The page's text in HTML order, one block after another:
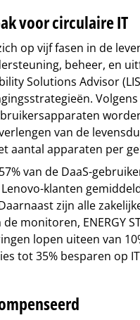
voor circulaire IT
op vijf fasen in de
beheer, en
Solutions Advisor
van de
aantal apparaten per
van de DaaS-
klanten
zijn alle
monitoren, ENERGY
lopen uiteen van
tot 35% besparen op